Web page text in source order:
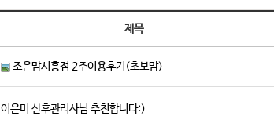
제목
조은맘시흥점 2주이용후기(초보맘)
이은미 산후관리사님 추천합니다:)